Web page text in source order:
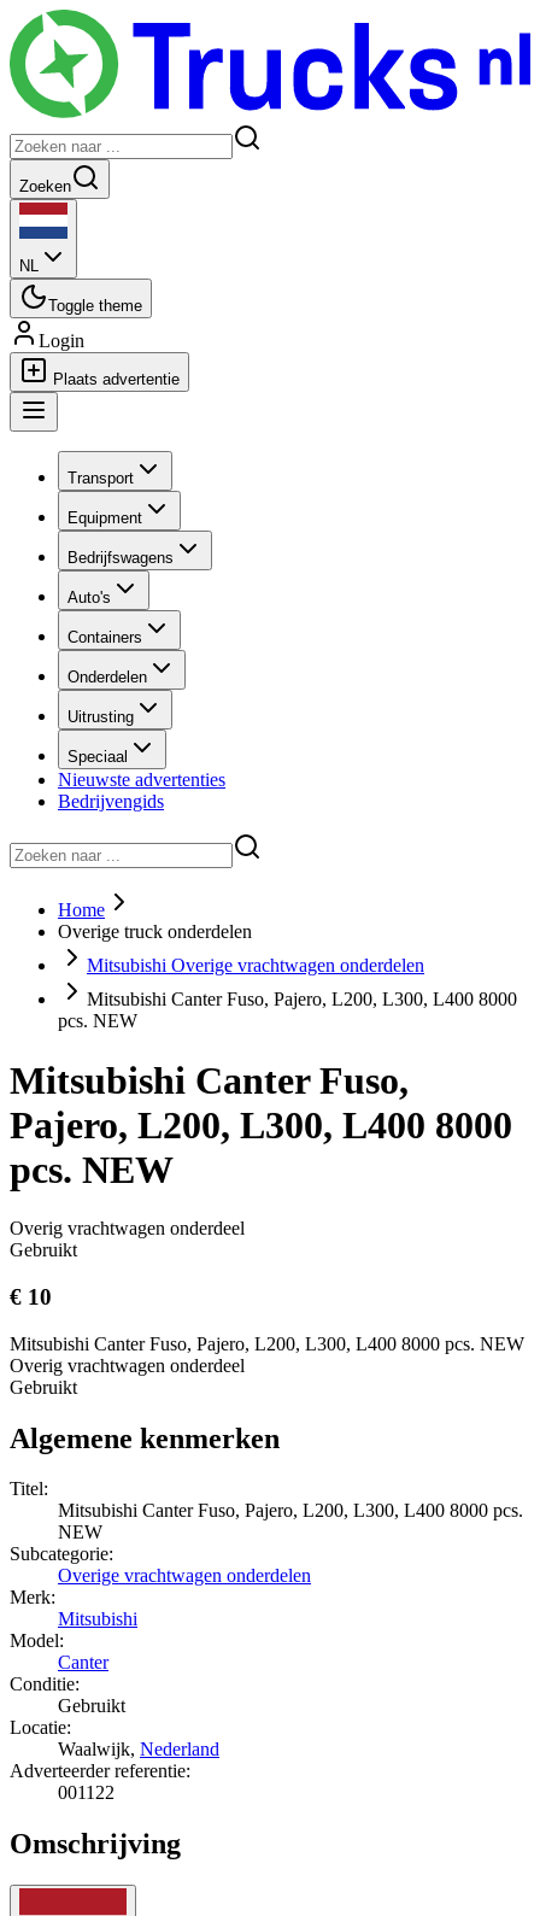
Zoeken
NL
Toggle theme
Login
Plaats advertentie
Transport
Equipment
Bedrijfswagens
Auto's
Containers
Onderdelen
Uitrusting
Speciaal
Nieuwste advertenties
Bedrijvengids
Home
Overige truck onderdelen
Mitsubishi Overige vrachtwagen onderdelen
Mitsubishi Canter Fuso, Pajero, L200, L300, L400 8000
pcs. NEW
Mitsubishi Canter Fuso,
Pajero, L200, L300, L400 8000
pcs. NEW
Overig vrachtwagen onderdeel
Gebruikt
€ 10
Mitsubishi Canter Fuso, Pajero, L200, L300, L400 8000 pcs. NEW
Overig vrachtwagen onderdeel
Gebruikt
Algemene kenmerken
Titel:
Mitsubishi Canter Fuso, Pajero, L200, L300, L400 8000 pcs.
NEW
Subcategorie:
Overige vrachtwagen onderdelen
Merk:
Mitsubishi
Model:
Canter
Conditie:
Gebruikt
Locatie:
Waalwijk, Nederland
Adverteerder referentie:
001122
Omschrijving